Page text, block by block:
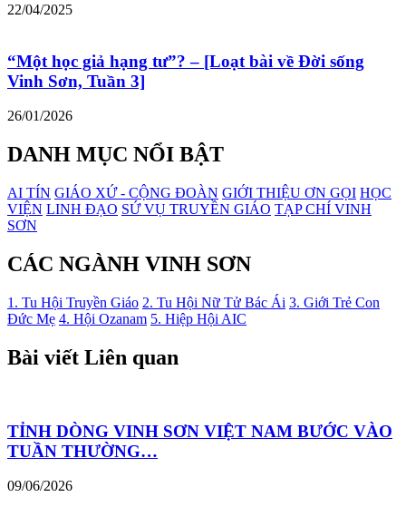
22/04/2025
“Một học giả hạng tư”? – [Loạt bài về Đời sống
Vinh Sơn, Tuần 3]
26/01/2026
DANH MỤC NỔI BẬT
AI TÍN GIÁO XỨ - CỘNG ĐOÀN GIỚI THIỆU ƠN GỌI HỌC
VIỆN LINH ĐẠO SỨ VỤ TRUYỀN GIÁO TẠP CHÍ VINH
SƠN
CÁC NGÀNH VINH SƠN
1. Tu Hội Truyền Giáo 2. Tu Hội Nữ Tử Bác Ái 3. Giới Trẻ Con
Đức Mẹ 4. Hội Ozanam 5. Hiệp Hội AIC
Bài viết Liên quan
TỈNH DÒNG VINH SƠN VIỆT NAM BƯỚC VÀO
TUẦN THƯỜNG…
09/06/2026